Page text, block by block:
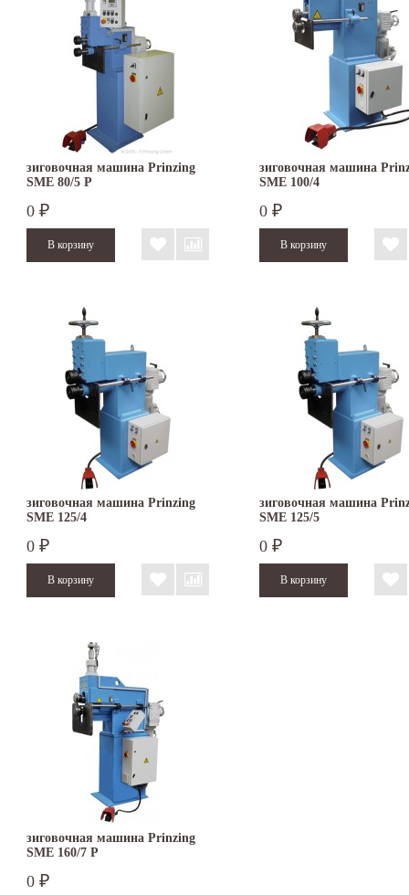
зиговочная машина Prinzing
SMЕ 80/5 P
0 ₽
зиговочная машина
SMЕ 100/4
0 ₽
зиговочная машина Prinzing
SMЕ 125/4
0 ₽
зиговочная машина
SMЕ 125/5
0 ₽
зиговочная машина Prinzing
SMЕ 160/7 P
0 ₽